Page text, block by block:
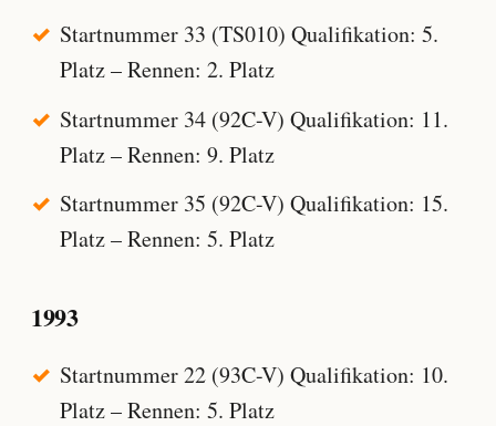
Startnummer 33 (TS010) Qualifikation: 5.
Platz – Rennen: 2. Platz
Startnummer 34 (92C-V) Qualifikation: 11.
Platz – Rennen: 9. Platz
Startnummer 35 (92C-V) Qualifikation: 15.
Platz – Rennen: 5. Platz
1993
Startnummer 22 (93C-V) Qualifikation: 10.
Platz – Rennen: 5. Platz